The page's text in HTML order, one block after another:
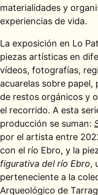
materialidades y
experiencias de vida.
La exposición en Lo
piezas artísticas en
vídeos, fotografías,
acuarelas sobre papel,
de restos orgánicos y
el recorrido. A esta
producción se suman:
por el artista entre
con el río Ebro, y la
figurativa del río Ebro,
perteneciente a la
Arqueológico de